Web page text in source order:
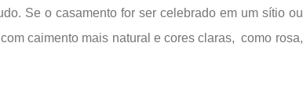
Se o casamento for ser celebrado em um sítio ou
caimento mais natural e cores claras, como rosa,